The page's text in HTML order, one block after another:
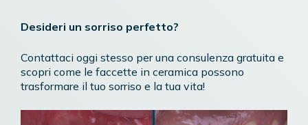
Desideri un sorriso perfetto?
Contattaci oggi stesso per una consulenza gratuita e
scopri come le faccette in ceramica possono
trasformare il tuo sorriso e la tua vita!